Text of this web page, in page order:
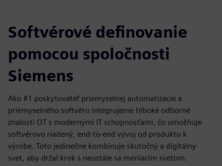
Softvérové definovanie
pomocou spoločnosti
Siemens
Ako #1 poskytovateľ priemyselnej automatizácie a
priemyselného softvéru integrujeme hlboké odborné
znalosti OT s modernými IT schopnosťami, čo umožňuje
softvérovo riadený, end-to-end vývoj od produktu k
výrobe. Toto jedinečne kombinuje skutočný a digitálny
svet, aby držal krok s neustále sa meniacim svetom.